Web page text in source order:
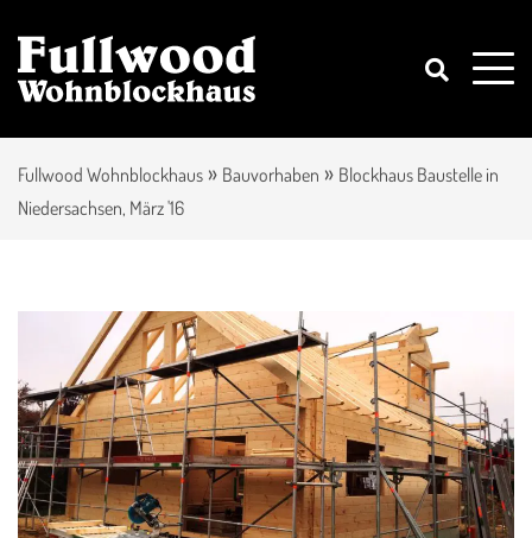
Fullwood Wohnblockhaus » Bauvorhaben » Blockhaus Baustelle in
Niedersachsen, März '16